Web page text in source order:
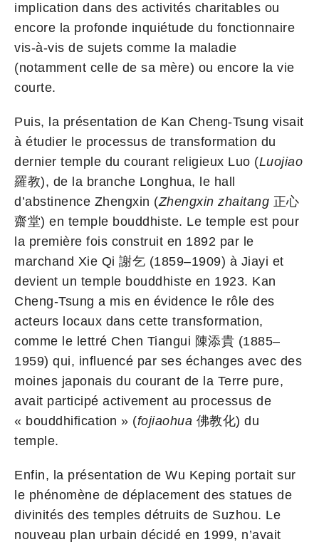
implication dans des activités charitables ou
encore la profonde inquiétude du fonctionnaire
vis-à-vis de sujets comme la maladie
(notamment celle de sa mère) ou encore la vie
courte.
Puis, la présentation de Kan Cheng-Tsung visait
à étudier le processus de transformation du
dernier temple du courant religieux Luo (Luojiao
羅教), de la branche Longhua, le hall
d’abstinence Zhengxin (Zhengxin zhaitang 正心
齋堂) en temple bouddhiste. Le temple est pour
la première fois construit en 1892 par le
marchand Xie Qi 謝乞 (1859–1909) à Jiayi et
devient un temple bouddhiste en 1923. Kan
Cheng-Tsung a mis en évidence le rôle des
acteurs locaux dans cette transformation,
comme le lettré Chen Tiangui 陳添貴 (1885–
1959) qui, influencé par ses échanges avec des
moines japonais du courant de la Terre pure,
avait participé activement au processus de
« bouddhification » (fojiaohua 佛教化) du
temple.
Enfin, la présentation de Wu Keping portait sur
le phénomène de déplacement des statues de
divinités des temples détruits de Suzhou. Le
nouveau plan urbain décidé en 1999, n’avait